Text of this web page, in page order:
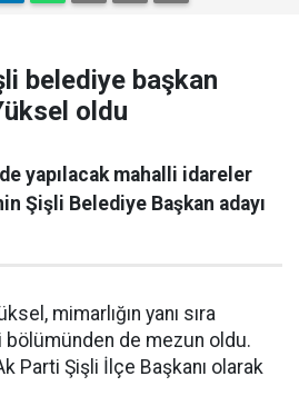
belediye başkan
oldu
yapılacak mahalli idareler
Şişli Belediye Başkan adayı
mimarlığın yanı sıra
de mezun oldu.
Parti Şişli İlçe Başkanı olarak